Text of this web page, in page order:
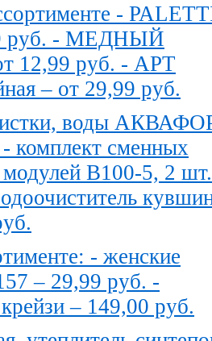
-
руб. - МЕДНЫЙ
12,99 руб. - АРТ
– от 29,99 руб.
воды
комплект сменных
В100-5, 2
- женские
– 29,99 руб. -
– 149,00 руб.